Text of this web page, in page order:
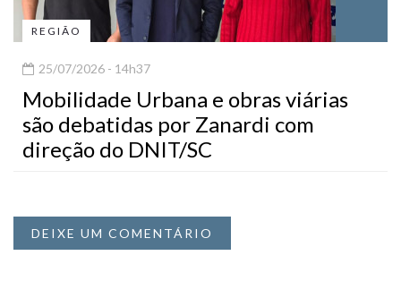
REGIÃO
25/07/2026 - 14h37
Mobilidade Urbana e obras viárias
são debatidas por Zanardi com
direção do DNIT/SC
DEIXE UM COMENTÁRIO